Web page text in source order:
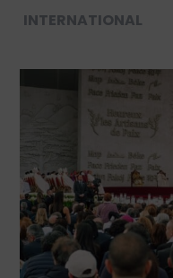
INTERNATIONAL